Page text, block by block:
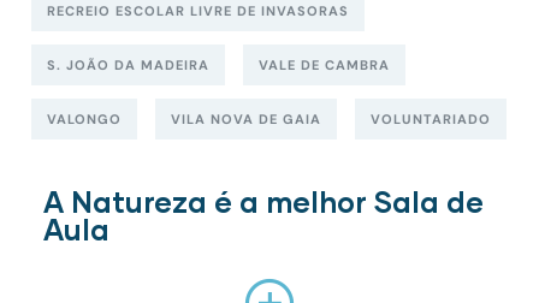
RECREIO ESCOLAR LIVRE DE INVASORAS
S. JOÃO DA MADEIRA VALE DE CAMBRA
VALONGO VILA NOVA DE GAIA VOLUNTARIADO
A Natureza é a melhor Sala de
Aula